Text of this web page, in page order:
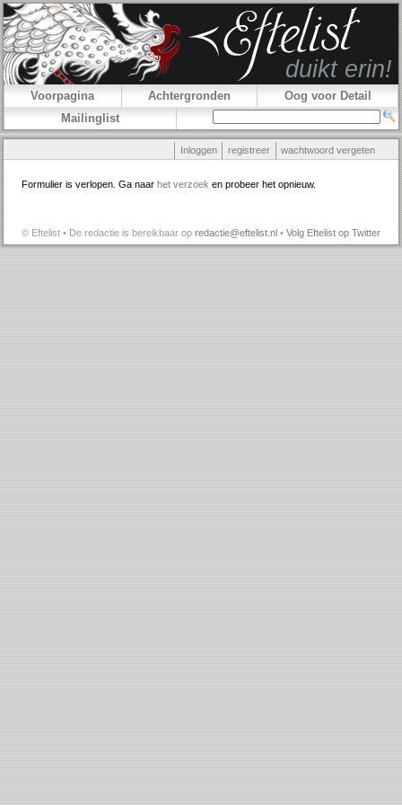
Voorpagina Achtergronden
Oog voor Detail
Mailinglist
Inloggen registreer wachtwoord vergeten
Formulier is verlopen. Ga naar het verzoek en probeer het opnieuw.
© Eftelist • De redactie is bereikbaar op redactie@eftelist.nl • Volg Eftelist op Twitter